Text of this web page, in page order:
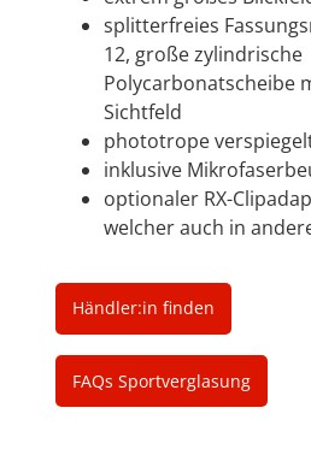
splitterfreies
12, große zylindrische
Polycarbonatscheibe
Sichtfeld
phototrope
inklusive
optionaler RX-
welcher auch in
Händler:in finden
FAQs Sportverglasung